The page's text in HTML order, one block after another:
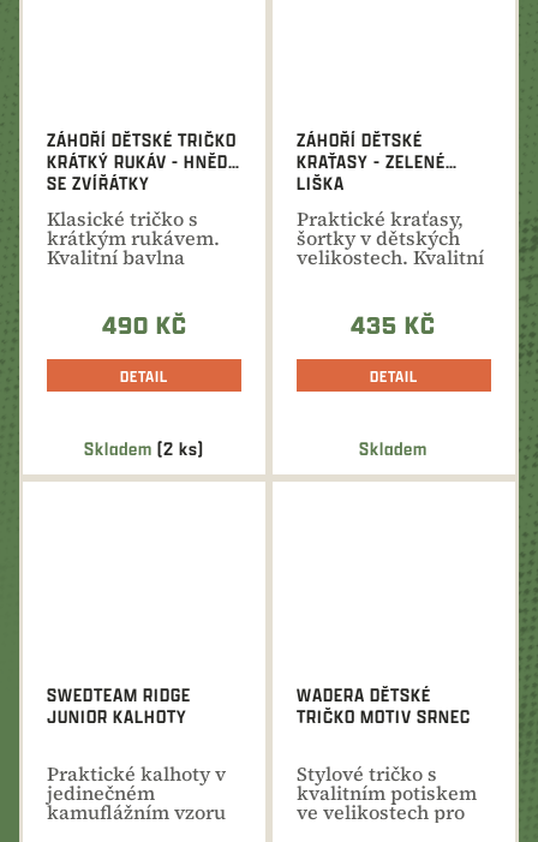
Skladem(2 ks)
ZÁHOŘÍ DĚTSKÉ TRIČKO
KRÁTKÝ RUKÁV - HNĚDÉ
SE ZVÍŘÁTKY
Klasické tričko s
krátkým rukávem.
Kvalitní bavlna
490 KČ
DETAIL
Skladem
ZÁHOŘÍ DĚTSKÉ
KRAŤASY - ZELENÉ
LIŠKA
Praktické kraťasy,
šortky v dětských
velikostech. Kvalitní
435 KČ
DETAIL
SWEDTEAM RIDGE
JUNIOR KALHOTY
Praktické kalhoty v
jedinečném
kamuflážním vzoru
WADERA DĚTSKÉ
TRIČKO MOTIV SRNEC
Stylové tričko s
kvalitním potiskem
ve velikostech pro